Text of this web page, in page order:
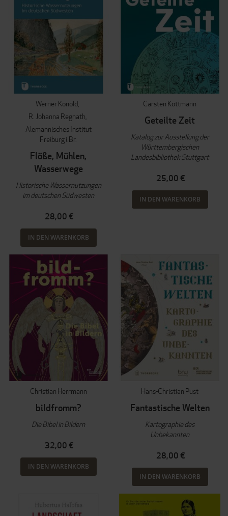
Werner Konold
R. Johanna Regnath
Alemannisches Institut
Freiburg i.Br.
Flöße, Mühlen,
Wasserwege
Historische Wassernutzungen
im deutschen Südwesten
28,00 €
IN DEN WARENKORB
Carsten Kottmann
Geteilte Zeit
Katalog zur Ausstellung der
Württembergischen
Landesbibliothek Stuttgart
25,00 €
IN DEN WARENKORB
Christian Herrmann
bildfromm?
Die Bibel in Bildern
32,00 €
IN DEN WARENKORB
Hans-Christian Pust
Fantastische Welten
Kartographie des
Unbekannten
28,00 €
IN DEN WARENKORB